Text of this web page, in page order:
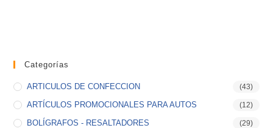
Categorías
ARTICULOS DE CONFECCION (43)
ARTÍCULOS PROMOCIONALES PARA AUTOS (12)
BOLÍGRAFOS - RESALTADORES (29)